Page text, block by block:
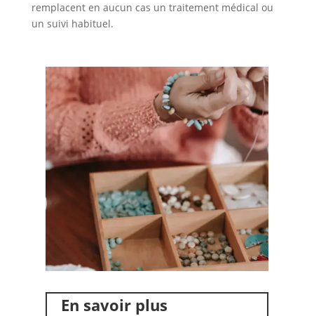
remplacent en aucun cas un traitement médical ou
un suivi habituel.
En savoir plus